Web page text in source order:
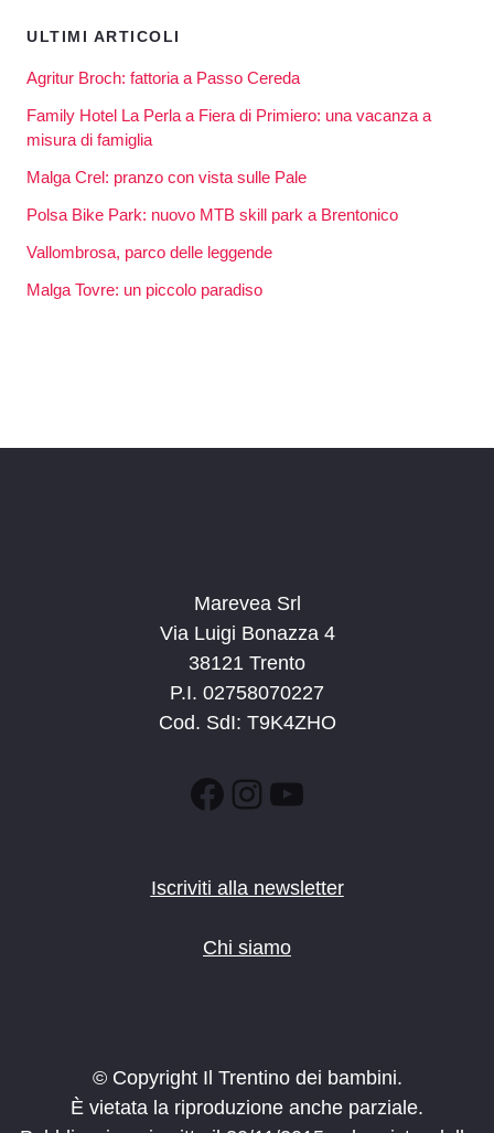
ULTIMI ARTICOLI
Agritur Broch: fattoria a Passo Cereda
Family Hotel La Perla a Fiera di Primiero: una vacanza a
misura di famiglia
Malga Crel: pranzo con vista sulle Pale
Polsa Bike Park: nuovo MTB skill park a Brentonico
Vallombrosa, parco delle leggende
Malga Tovre: un piccolo paradiso
Marevea Srl
Via Luigi Bonazza 4
38121 Trento
P.I. 02758070227
Cod. SdI: T9K4ZHO
Facebook
Instagram
YouTube
Iscriviti alla newsletter
Chi siamo
© Copyright Il Trentino dei bambini.
È vietata la riproduzione anche parziale.